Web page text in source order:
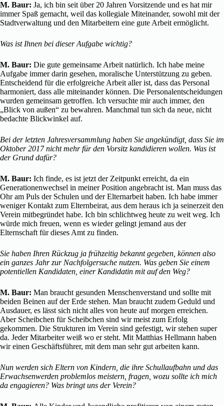
M. Baur: Ja, ich bin seit über 20 Jahren Vorsitzende und es hat mir
immer Spaß gemacht, weil das kollegiale Miteinander, sowohl mit der
Stadtverwaltung und den Mitarbeitern eine gute Arbeit ermöglicht.
Was ist Ihnen bei dieser Aufgabe wichtig?
M. Baur: Die gute gemeinsame Arbeit natürlich. Ich habe meine
Aufgabe immer darin gesehen, moralische Unterstützung zu geben.
Entscheidend für die erfolgreiche Arbeit aller ist, dass das Personal
harmoniert, dass alle miteinander können. Die Personalentscheidungen
wurden gemeinsam getroffen. Ich versuchte mir auch immer, den
„Blick von außen“ zu bewahren. Manchmal tun sich da neue, nicht
bedachte Blickwinkel auf.
Bei der letzten Jahresversammlung haben Sie angekündigt, dass Sie im
Oktober 2017 nicht mehr für den Vorsitz kandidieren wollen. Was ist
der Grund dafür?
M. Baur: Ich finde, es ist jetzt der Zeitpunkt erreicht, da ein
Generationenwechsel in meiner Position angebracht ist. Man muss das
Ohr am Puls der Schulen und der Elternarbeit haben. Ich habe immer
weniger Kontakt zum Elternbeirat, aus dem heraus ich ja seinerzeit den
Verein mitbegründet habe. Ich bin schlichtweg heute zu weit weg. Ich
würde mich freuen, wenn es wieder gelingt jemand aus der
Elternschaft für dieses Amt zu finden.
Sie haben Ihren Rückzug ja frühzeitig bekannt gegeben, können also
ein ganzes Jahr zur Nachfolgersuche nutzen. Was geben Sie einem
potentiellen Kandidaten, einer Kandidatin mit auf den Weg?
M. Baur: Man braucht gesunden Menschenverstand und sollte mit
beiden Beinen auf der Erde stehen. Man braucht zudem Geduld und
Ausdauer, es lässt sich nicht alles von heute auf morgen erreichen.
Aber Scheibchen für Scheibchen sind wir meist zum Erfolg
gekommen. Die Strukturen im Verein sind gefestigt, wir stehen super
da. Jeder Mitarbeiter weiß wo er steht. Mit Matthias Hellmann haben
wir einen Geschäftsführer, mit dem man sehr gut arbeiten kann.
Nun werden sich Eltern von Kindern, die ihre Schullaufbahn und das
Erwachsenwerden problemlos meistern, fragen, wozu sollte ich mich
da engagieren? Was bringt uns der Verein?